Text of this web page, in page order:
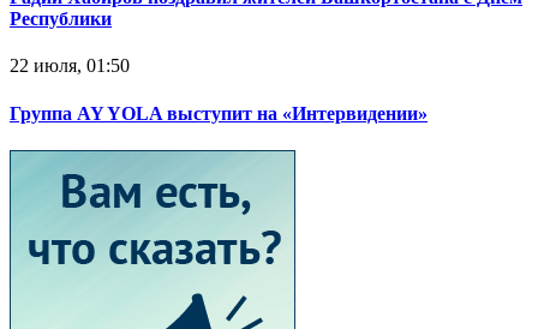
Республики
22 июля, 01:50
Группа AY YOLA выступит на «Интервидении»